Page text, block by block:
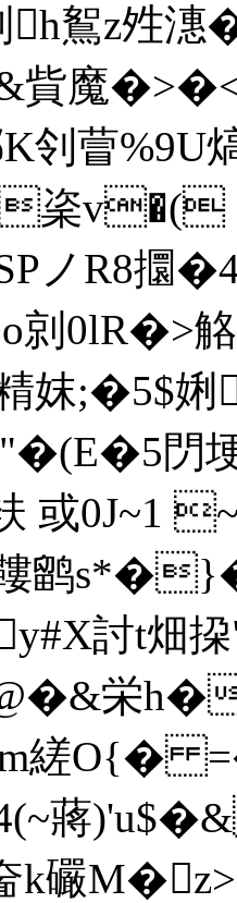
h鴽z夝
貲魔
刢萺%9U
秶v�(
R8攌
剠
妺
閁
或0J~1
s*�}�+
討t畑挅"
栄h�
縒O{�
蔣
礹